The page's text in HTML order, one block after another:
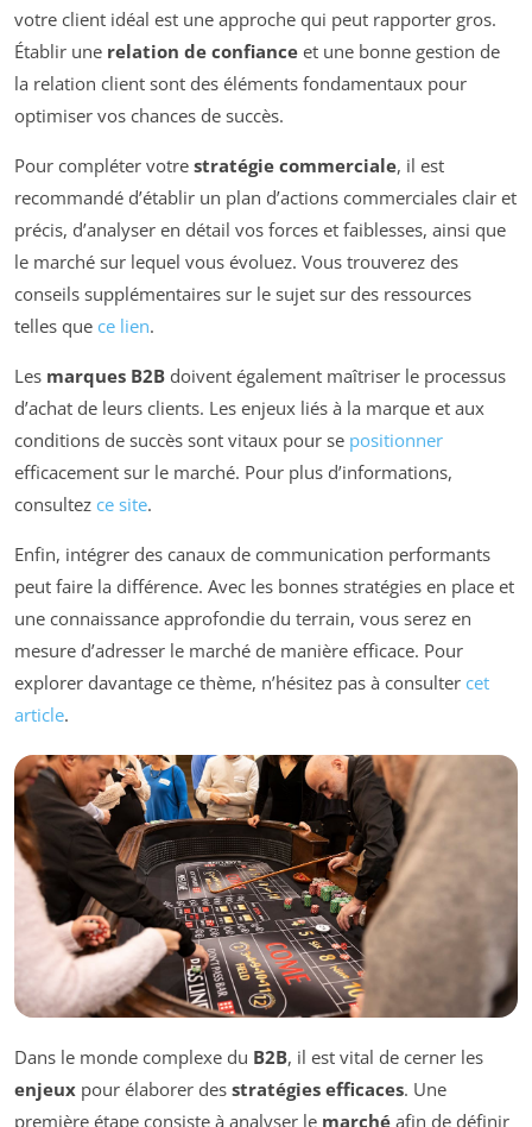
votre client idéal est une approche qui peut rapporter gros.
Établir une relation de confiance et une bonne gestion de
la relation client sont des éléments fondamentaux pour
optimiser vos chances de succès.
Pour compléter votre stratégie commerciale, il est
recommandé d’établir un plan d’actions commerciales clair et
précis, d’analyser en détail vos forces et faiblesses, ainsi que
le marché sur lequel vous évoluez. Vous trouverez des
conseils supplémentaires sur le sujet sur des ressources
telles que ce lien.
Les marques B2B doivent également maîtriser le processus
d’achat de leurs clients. Les enjeux liés à la marque et aux
conditions de succès sont vitaux pour se positionner
efficacement sur le marché. Pour plus d’informations,
consultez ce site.
Enfin, intégrer des canaux de communication performants
peut faire la différence. Avec les bonnes stratégies en place et
une connaissance approfondie du terrain, vous serez en
mesure d’adresser le marché de manière efficace. Pour
explorer davantage ce thème, n’hésitez pas à consulter cet
article.
Dans le monde complexe du B2B, il est vital de cerner les
enjeux pour élaborer des stratégies efficaces. Une
première étape consiste à analyser le marché afin de définir